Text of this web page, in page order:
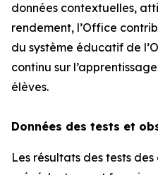
données contextuelles,
rendement, l’Office
du système éducatif de
continu sur
élèves.
Données des tests et
Les résultats des tests